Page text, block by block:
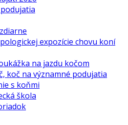
expozície chovu koní
na jazdu kočom
koč na významné podujatia
s koňmi
škola